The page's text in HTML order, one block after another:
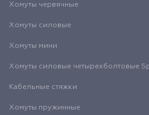
Хомуты червячные
Хомуты силовые
Хомуты мини
Хомуты силовые четырехболтовые
Кабельные стяжки
Хомуты пружинные